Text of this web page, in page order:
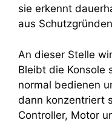
sie erkennt
aus
An dieser Stelle
Bleibt die Konsole
normal bedienen
dann konzentriert
Controller, Motor